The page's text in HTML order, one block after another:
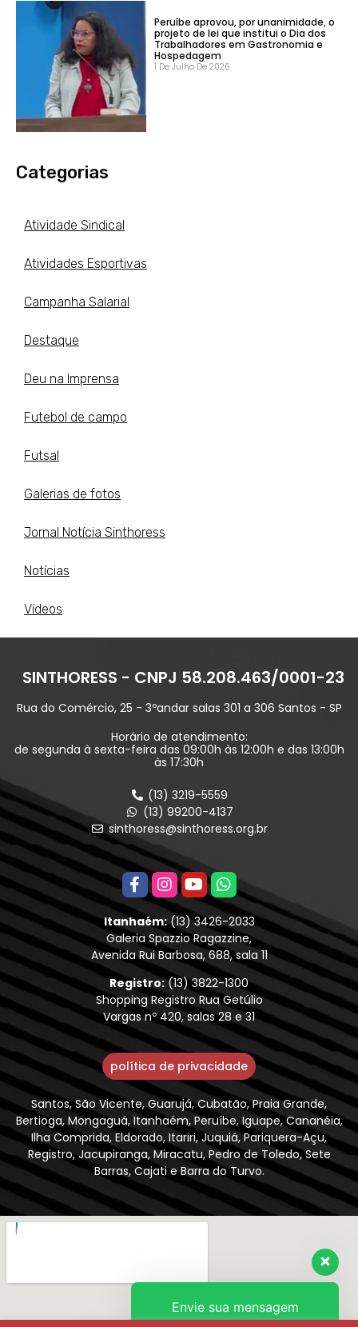
Peruíbe aprovou, por unanimidade, o
projeto de lei que institui o Dia dos
Trabalhadores em Gastronomia e
Hospedagem
1 De Julho De 2026
Categorias
Atividade Sindical
Atividades Esportivas
Campanha Salarial
Destaque
Deu na Imprensa
Futebol de campo
Futsal
Galerias de fotos
Jornal Notícia Sinthoress
Notícias
Vídeos
SINTHORESS - CNPJ 58.208.463/0001-23
Rua do Comércio, 25 - 3ºandar salas 301 a 306 Santos - SP
Horário de atendimento:
de segunda à sexta-feira das 09:00h às 12:00h e das 13:00h
às 17:30h
(13) 3219-5559
(13) 99200-4137
sinthoress@sinthoress.org.br
Itanhaém:(13) 3426-2033
Galeria Spazzio Ragazzine,
Avenida Rui Barbosa, 688, sala 11
Registro:(13) 3822-1300
Shopping Registro Rua Getúlio
Vargas nº 420, salas 28 e 31
política de privacidade
Santos, São Vicente, Guarujá, Cubatão, Praia Grande,
Bertioga, Mongaguá, Itanhaém, Peruíbe, Iguape, Cananéia,
Ilha Comprida, Eldorado, Itariri, Juquiá, Pariquera-Açu,
Registro, Jacupiranga, Miracatu, Pedro de Toledo, Sete
Barras, Cajati e Barra do Turvo.
Envie sua mensagem